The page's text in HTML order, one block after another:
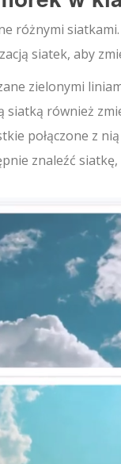
różnymi
siatek, aby
zielonymi
siatką również
połączone z
znaleźć